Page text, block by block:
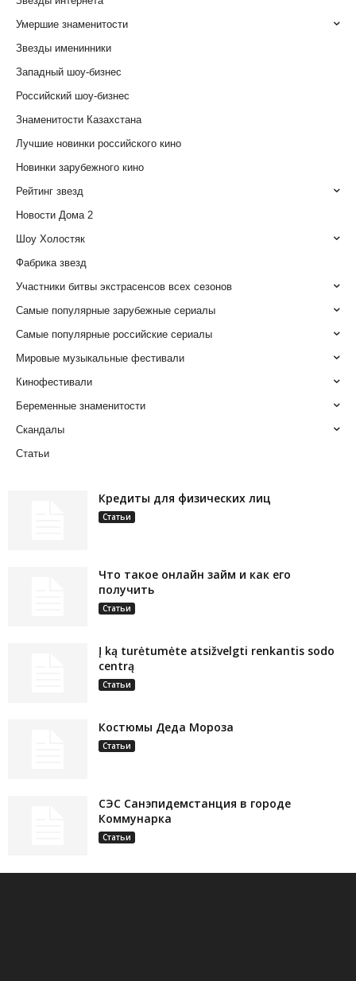
Умершие знаменитости
Звезды именинники
Западный шоу-бизнес
Российский шоу-бизнес
Знаменитости Казахстана
Лучшие новинки российского кино
Новинки зарубежного кино
Рейтинг звезд
Новости Дома 2
Шоу Холостяк
Фабрика звезд
Участники битвы экстрасенсов всех сезонов
Самые популярные зарубежные сериалы
Самые популярные российские сериалы
Мировые музыкальные фестивали
Кинофестивали
Беременные знаменитости
Скандалы
Статьи
Кредиты для физических лиц
Статьи
Что такое онлайн займ и как его
получить
Статьи
Į ką turėtumėte atsižvelgti renkantis sodo
centrą
Статьи
Костюмы Деда Мороза
Статьи
СЭС Санэпидемстанция в городе
Коммунарка
Статьи